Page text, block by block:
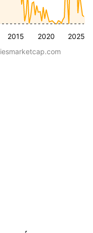
2015 2020 2025